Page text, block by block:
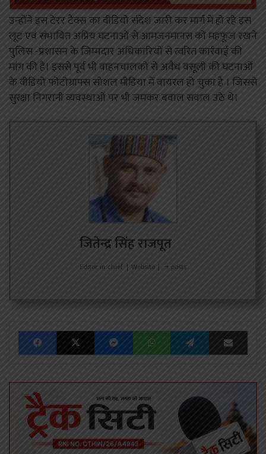
उन्होंने इस टेरर टैक्स का वीडियो संदेश जारी कर मार्ग में हो रहे इस
लूट एवं संभावित अप्रिय घटनाओं से आमजनमानस को महफूज रखने
पुलिस -प्रशासन के जिम्मदार अधिकारियों से त्वरित कार्रवाई की
मांग की है। इससे पूर्व भी वाहनचालकों से अवैध वसूली की घटनाओं
के वीडियो फोटोग्राफ्स सोशल मीडिया में वायरल हो चुका है । जिससे
सुरक्षा निगरानी व्यवस्थाओं पर भी जमकर बवाल सवाल उठे थे।
जितेन्द्र सिंह राजपूत
Editor in chief | Website | + posts
FacebookX MessengerWhatsAppTelegram Share via Email